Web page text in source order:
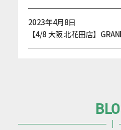
2023年4月8日
【4/8 大阪 北花田店】